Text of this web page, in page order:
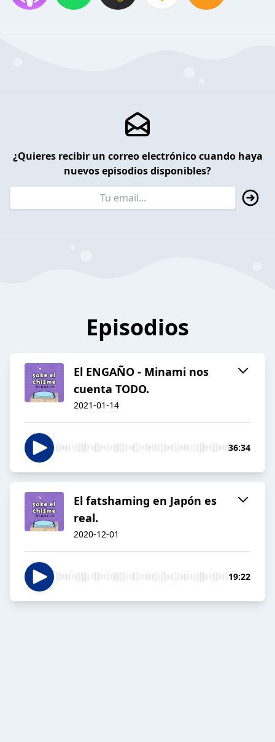
¿Quieres recibir un correo electrónico cuando haya
nuevos episodios disponibles?
Episodios
El ENGAÑO - Minami nos
cuenta TODO.
2021-01-14
36:34
El fatshaming en Japón es
real.
2020-12-01
19:22